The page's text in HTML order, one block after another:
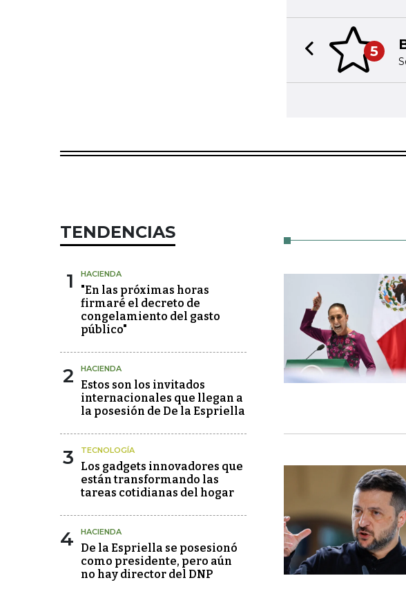
BIBLIOTECA PERSONAL
Seleccione y conserve sus artículos favoritosPrevious slide
TENDENCIAS
1 HACIENDA
"En las próximas horas
firmaré el decreto de
congelamiento del gasto
público"
2 HACIENDA
Estos son los invitados
internacionales que llegan a
la posesión de De la Espriella
3 TECNOLOGÍA
Los gadgets innovadores que
están transformando las
tareas cotidianas del hogar
4 HACIENDA
De la Espriella se posesionó
como presidente, pero aún
no hay director del DNP